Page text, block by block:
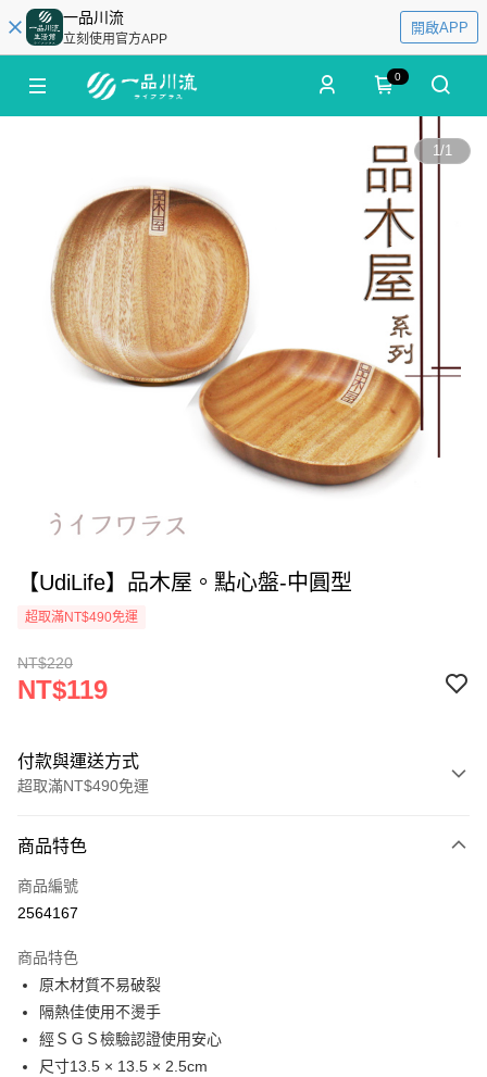
一品川流
立刻使用官方APP
開啟APP
0
1/1
【UdiLife】品木屋。點心盤-中圓型
超取滿NT$490免運
NT$220
NT$119
付款與運送方式
超取滿NT$490免運
信用卡一次付款
信用卡分期付款
合作金庫商業銀行
華南商業銀行
上海商業儲蓄銀行
國泰世華商業銀行
臺灣中小企業銀行
6 期 0 利率 每期
華南商業銀行
上海商業儲蓄銀行
國泰世華商業銀行
12 期 0 利率 每期
合作金庫商業銀行
超商取貨付款
商品特色
商品編號
2564167
商品特色
原木材質不易破裂
隔熱佳使用不燙手
經ＳＧＳ檢驗認證使用安心
尺寸13.5 × 13.5 × 2.5cm